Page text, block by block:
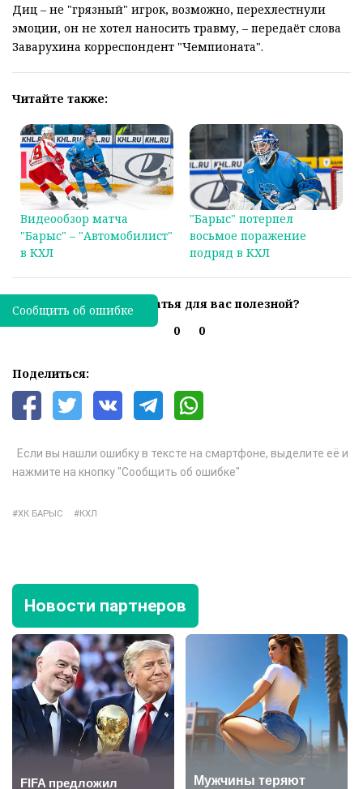
Диц – не "грязный" игрок, возможно, перехлестнули
эмоции, он не хотел наносить травму, – передаёт слова
Заварухина корреспондент "Чемпионата".
Читайте также:
Видеообзор матча
"Барыс" – "Автомобилист"
в КХЛ
"Барыс" потерпел
восьмое поражение
подряд в КХЛ
Была ли эта статья для вас полезной?
0
0
Поделиться:
Если вы нашли ошибку в тексте на смартфоне, выделите её и
нажмите на кнопку "Сообщить об ошибке"
ХК БАРЫС КХЛ
Сообщить об ошибке
Новости партнеров